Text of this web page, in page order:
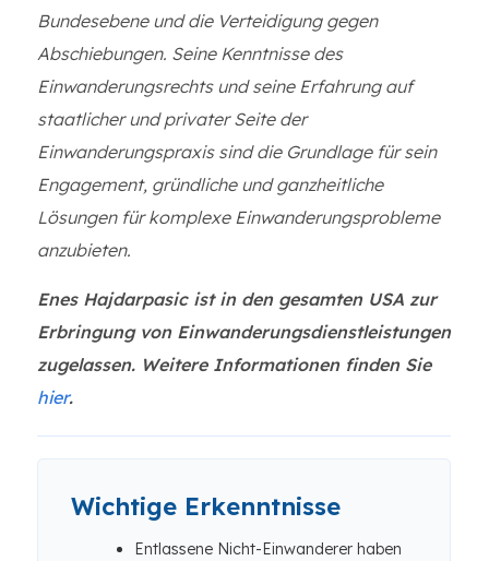
Bundesebene und die Verteidigung gegen
Abschiebungen. Seine Kenntnisse des
Einwanderungsrechts und seine Erfahrung auf
staatlicher und privater Seite der
Einwanderungspraxis sind die Grundlage für sein
Engagement, gründliche und ganzheitliche
Lösungen für komplexe Einwanderungsprobleme
anzubieten.
Enes Hajdarpasic ist in den gesamten USA zur
Erbringung von Einwanderungsdienstleistungen
zugelassen. Weitere Informationen finden Sie
hier.
Wichtige Erkenntnisse
Entlassene Nicht-Einwanderer haben